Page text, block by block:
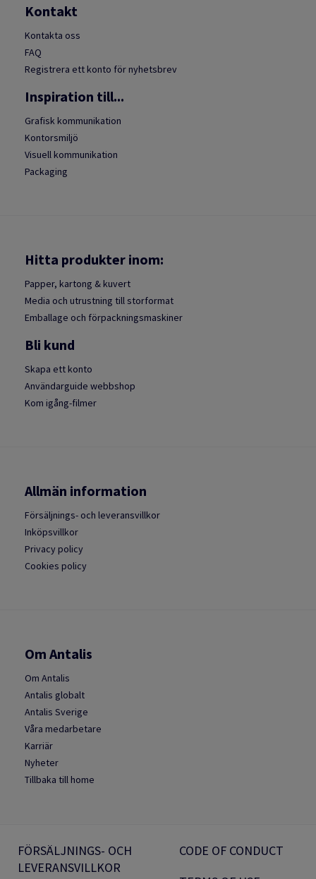
Kontakt
Kontakta oss
FAQ
Registrera ett konto för nyhetsbrev
Inspiration till...
Grafisk kommunikation
Kontorsmiljö
Visuell kommunikation
Packaging
Hitta produkter inom:
Papper, kartong & kuvert
Media och utrustning till storformat
Emballage och förpackningsmaskiner
Bli kund
Skapa ett konto
Användarguide webbshop
Kom igång-filmer
Allmän information
Försäljnings- och leveransvillkor
Inköpsvillkor
Privacy policy
Cookies policy
Om Antalis
Om Antalis
Antalis globalt
Antalis Sverige
Våra medarbetare
Karriär
Nyheter
Tillbaka till home
FÖRSÄLJNINGS- OCH
LEVERANSVILLKOR
CODE OF CONDUCT